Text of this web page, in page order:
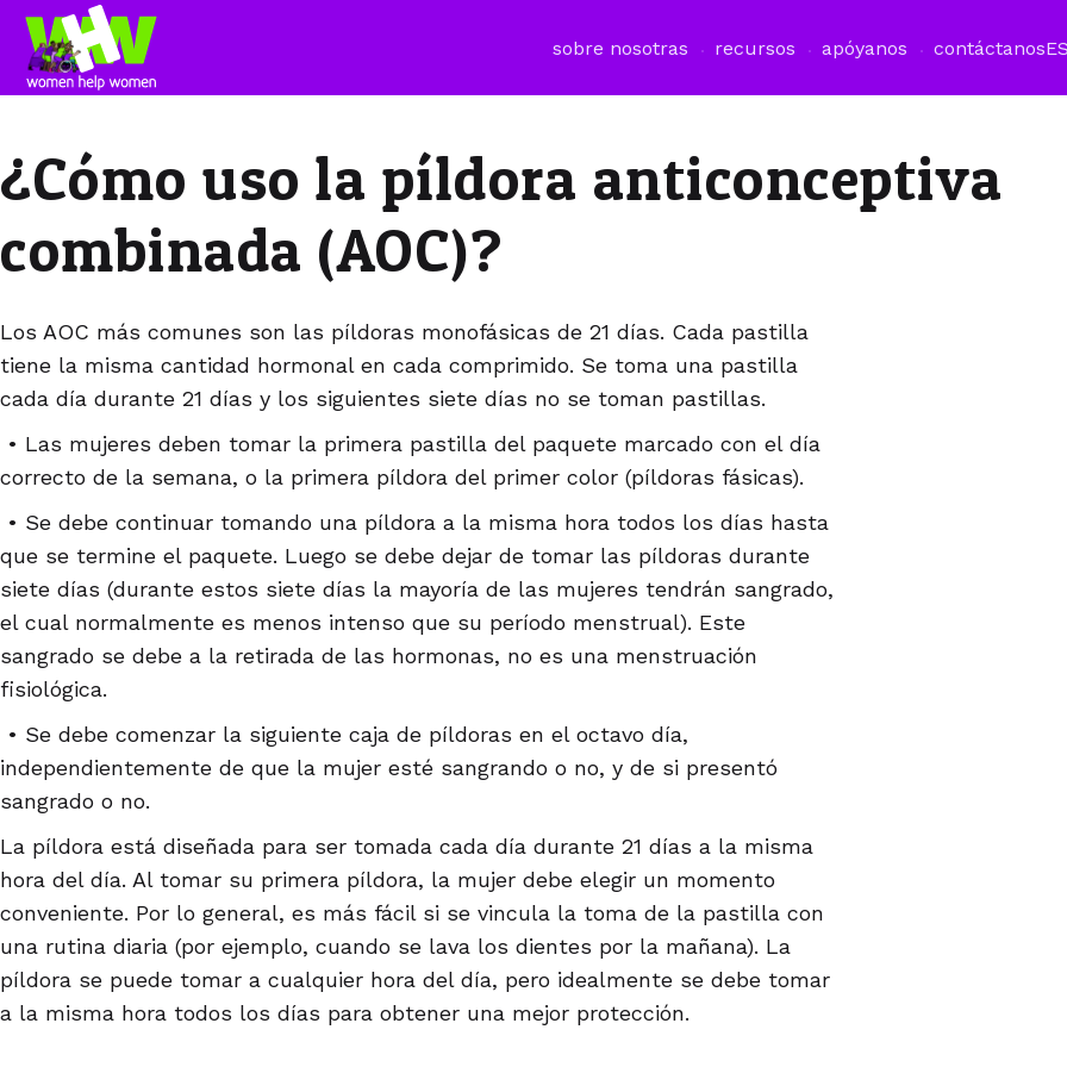
sobre nosotras recursos apóyanos contáctanosES
¿Cómo uso la píldora anticonceptiva
combinada (AOC)?
Los AOC más comunes son las píldoras monofásicas de 21 días. Cada pastilla
tiene la misma cantidad hormonal en cada comprimido. Se toma una pastilla
cada día durante 21 días y los siguientes siete días no se toman pastillas.
• Las mujeres deben tomar la primera pastilla del paquete marcado con el día
correcto de la semana, o la primera píldora del primer color (píldoras fásicas).
• Se debe continuar tomando una píldora a la misma hora todos los días hasta
que se termine el paquete. Luego se debe dejar de tomar las píldoras durante
siete días (durante estos siete días la mayoría de las mujeres tendrán sangrado,
el cual normalmente es menos intenso que su período menstrual). Este
sangrado se debe a la retirada de las hormonas, no es una menstruación
fisiológica.
• Se debe comenzar la siguiente caja de píldoras en el octavo día,
independientemente de que la mujer esté sangrando o no, y de si presentó
sangrado o no.
La píldora está diseñada para ser tomada cada día durante 21 días a la misma
hora del día. Al tomar su primera píldora, la mujer debe elegir un momento
conveniente. Por lo general, es más fácil si se vincula la toma de la pastilla con
una rutina diaria (por ejemplo, cuando se lava los dientes por la mañana). La
píldora se puede tomar a cualquier hora del día, pero idealmente se debe tomar
a la misma hora todos los días para obtener una mejor protección.